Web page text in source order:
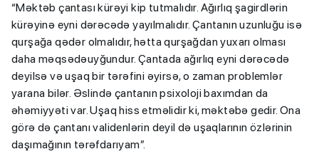
“Məktəb çantası kürəyi kip tutmalıdır. Ağırlıq şagirdlərin
kürəyinə eyni dərəcədə yayılmalıdır. Çantanın uzunluğu isə
qurşağa qədər olmalıdır, hətta qurşağdan yuxarı olması
daha məqsədəuyğundur. Çantada ağırlıq eyni dərəcədə
deyilsə və uşaq bir tərəfini əyirsə, o zaman problemlər
yarana bilər. Əslində çantanın psixoloji baxımdan da
əhəmiyyəti var. Uşaq hiss etməlidir ki, məktəbə gedir. Ona
görə də çantanı validenlərin deyil də uşaqlarının özlərinin
daşımağının tərəfdarıyam”.